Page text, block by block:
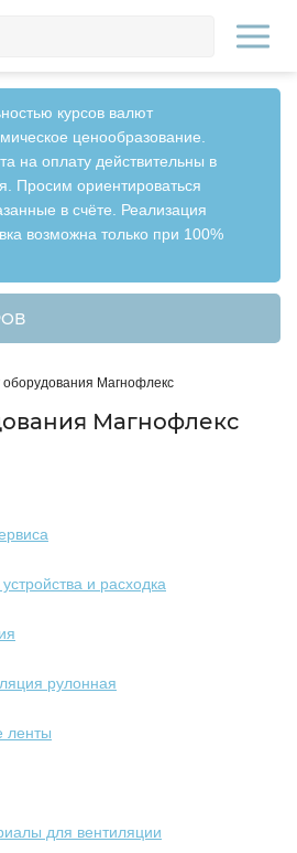
курсов валют
ценообразование.
на оплату действительны в
Просим ориентироваться
в счёте. Реализация
возможна только при 100%
оборудования Магнофлекс
Магнофлекс
и расходка
рулонная
ленты
для вентиляции